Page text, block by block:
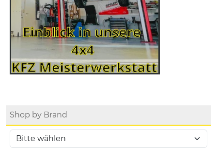
Shop by Brand